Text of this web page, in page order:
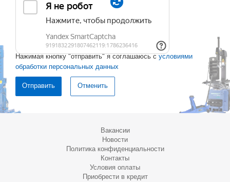
Нажимая кнопку "отправить" я соглашаюсь с условиями
обработки персональных данных
Отменить
Вакансии
Новости
Политика конфиденциальности
Контакты
Условия оплаты
Приобрести в кредит